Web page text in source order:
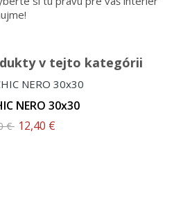
v tejto kategórii
NERO 30x30
€ 12,40 €